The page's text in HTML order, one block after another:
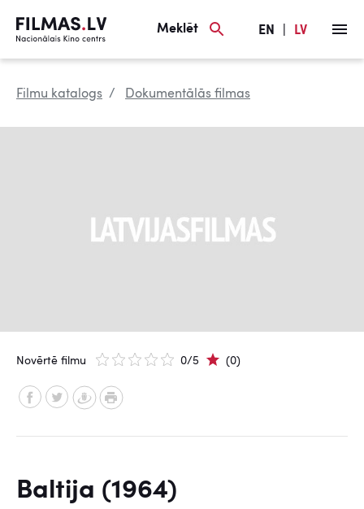
Meklēt EN LV
Filmu katalogs Dokumentālās filmas
Novērtē filmu 0/5 (0)
Baltija (1964)